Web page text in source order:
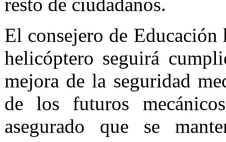
El consejero de Educación
helicóptero seguirá
mejora de la seguridad
de los futuros
asegurado que se